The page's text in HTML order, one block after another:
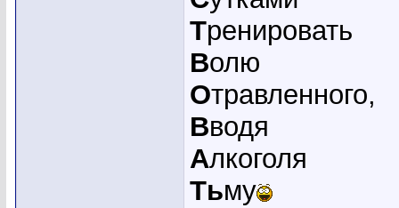
Тренировать
Волю
Отравленного,
Вводя
Алкоголя
Тьму